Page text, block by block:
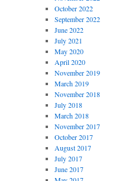
October 2022
September 2022
June 2022
July 2021
May 2020
April 2020
November 2019
March 2019
November 2018
July 2018
March 2018
November 2017
October 2017
August 2017
July 2017
June 2017